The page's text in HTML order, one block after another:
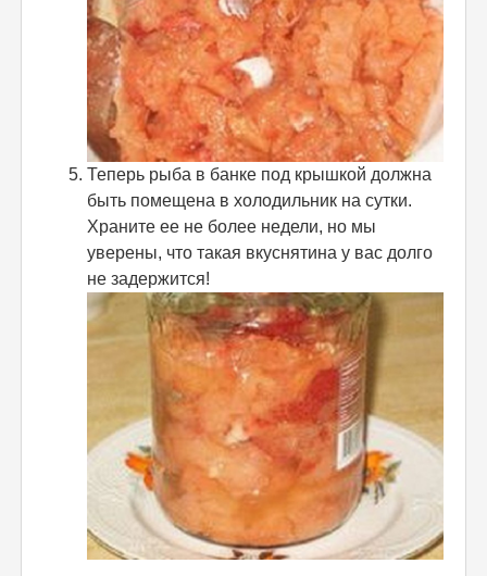
Теперь рыба в банке под крышкой должна
быть помещена в холодильник на сутки.
Храните ее не более недели, но мы
уверены, что такая вкуснятина у вас долго
не задержится!